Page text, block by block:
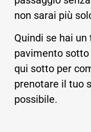
non sarai più
Quindi se hai
pavimento
qui sotto per
prenotare il tuo
possibile.